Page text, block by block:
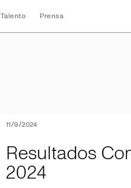
Talento Prensa
11/9/2024
Resultados
2024